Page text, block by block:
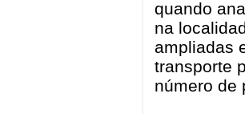
quando
na
ampliadas
transporte
número de